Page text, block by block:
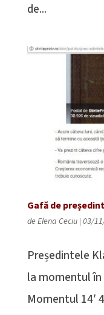
de...
Gafă de
deElena Ceciu| 03/
Președintele
la momentul în
Momentul 14′